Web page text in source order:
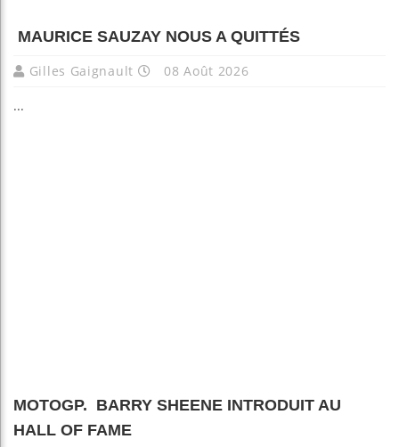
MAURICE SAUZAY NOUS A QUITTÉS
Gilles Gaignault 08 Août 2026
...
MOTOGP. BARRY SHEENE INTRODUIT AU
HALL OF FAME